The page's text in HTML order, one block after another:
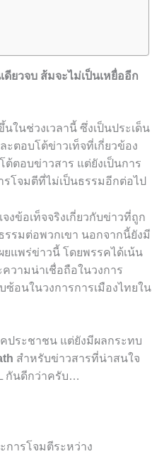
ยวจบ ส้มจะไม่เป็นเหยื่ออีก
ในช่วงเวลานี้ ซึ่งเป็นประเด็น
ตอบโต้ข่าวเท็จที่เกี่ยวข้อง
ตอบข่าวสาร แต่ยังเป็นการ
โจมตีที่ไม่เป็นธรรมอีกต่อไป
ข้อเท็จจริงเกี่ยวกับข่าวที่ถูก
รรมต่อพวกเขา นอกจากนี้ยังมี
ยแพร่ข่าวนี้ โดยพรรคได้เน้น
วามน่าเชื่อถือในวงการ
อนในวงการการเมืองไทยใน
ประชาชน แต่ยังมีผลกระทบ
สำหรับข่าวสารที่น่าสนใจ
กันดีกว่าครับ…
การโจมตีระหว่าง